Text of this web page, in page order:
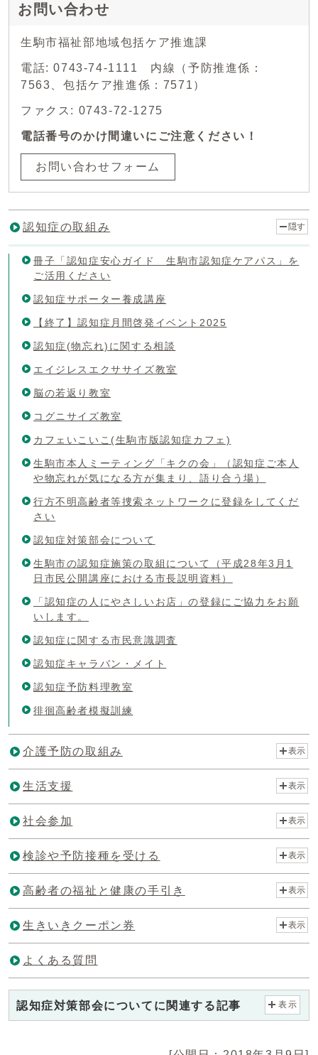
お問い合わせ
生駒市福祉部地域包括ケア推進課
電話: 0743-74-1111 内線（予防推進係：
7563、包括ケア推進係：7571）
ファクス: 0743-72-1275
電話番号のかけ間違いにご注意ください！
お問い合わせフォーム
認知症の取組み 隠す
冊子「認知症安心ガイド 生駒市認知症ケアパス」を
ご活用ください
認知症サポーター養成講座
【終了】認知症月間啓発イベント2025
認知症(物忘れ)に関する相談
エイジレスエクササイズ教室
脳の若返り教室
コグニサイズ教室
カフェいこいこ(生駒市版認知症カフェ)
生駒市本人ミーティング「キクの会」（認知症ご本人
や物忘れが気になる方が集まり、語り合う場）
行方不明高齢者等捜索ネットワークに登録をしてくだ
さい
認知症対策部会について
生駒市の認知症施策の取組について（平成28年3月1
日市民公開講座における市長説明資料）
「認知症の人にやさしいお店」の登録にご協力をお願
いします。
認知症に関する市民意識調査
認知症キャラバン・メイト
認知症予防料理教室
徘徊高齢者模擬訓練
介護予防の取組み 表示
生活支援 表示
社会参加 表示
検診や予防接種を受ける 表示
高齢者の福祉と健康の手引き 表示
生きいきクーポン券 表示
よくある質問
認知症対策部会についてに関連する記事 表示